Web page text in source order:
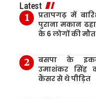
Latest
प्रतापगढ़ में
पुराना मकान
के 6 लोगों की मौत
बसपा के
उमाशंकर सिंह
कैंसर से थे पीड़ित